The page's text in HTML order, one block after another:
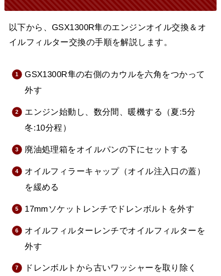
以下から、GSX1300R隼のエンジンオイル交換＆オ
イルフィルター交換の手順を解説します。
GSX1300R隼の右側のカウルを六角をつかって
外す
エンジン始動し、数分間、暖機する（夏:5分
冬:10分程）
廃油処理箱をオイルパンの下にセットする
オイルフィラーキャップ（オイル注入口の蓋）
を緩める
17mmソケットレンチでドレンボルトを外す
オイルフィルターレンチでオイルフィルターを
外す
ドレンボルトから古いワッシャーを取り除く